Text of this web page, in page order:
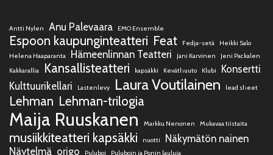
Antti Nylen Anu Palevaara EMO Ensemble
Espoon kaupunginteatteri Feat Fedja-setä
Heikki Salo
Helena Haaparanta
Hämeenlinnan Teatteri Jani Karvinen
Jeni Packalen
Kakkarallia
Kansallisteatteri kapsäkki Keväthuuto Klubi
Konsertti
Kulttuurikellari
Lastenlevy Laura Voutilainen lead sheet
Lehman Lehman-trilogia
Maija Ruuskanen Markku Nenonen Mukavaa tiistaita
musiikkiteatteri kapsäkki nuotti
Näkymätön nainen
Näytelmä origo Puluboi Puluboin ja Ponin lauluja